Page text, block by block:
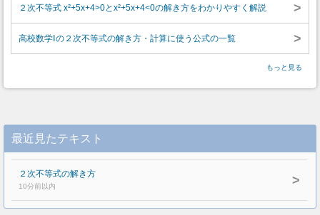
２次不等式 x²+5x+4>0とx²+5x+4<0の解き方をわかりやすく解説 >
高校数学Ⅰの２次不等式の解き方・計算に使う公式の一覧 >
もっと見る
最近見たテキスト
２次不等式の解き方
10分前以内 >